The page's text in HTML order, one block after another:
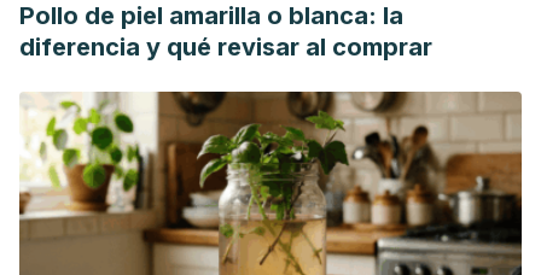
Pollo de piel amarilla o blanca: la
diferencia y qué revisar al comprar